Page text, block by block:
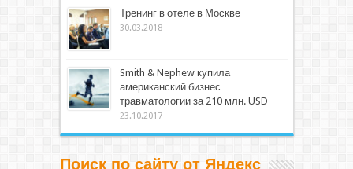
Тренинг в отеле в Москве
30.03.2018
Smith & Nephew купила
американский бизнес
травматологии за 210 млн. USD
23.10.2017
Поиск по сайту от Яндекс